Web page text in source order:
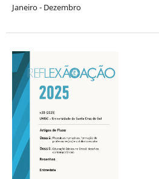
Janeiro - Dezembro